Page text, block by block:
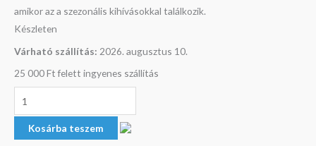
amikor az a szezonális kihívásokkal találkozik.
Készleten
Várható szállítás: 2026. augusztus 10.
25 000 Ft felett ingyenes szállítás
Kosárba teszem